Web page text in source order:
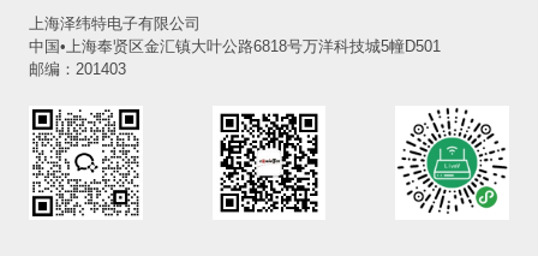
上海泽纬特电子有限公司
中国•上海奉贤区金汇镇大叶公路6818号万洋科技城5幢D501
邮编：201403